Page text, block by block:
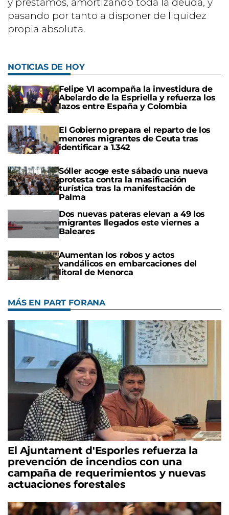
pasando por tanto a disponer de liquidez
propia absoluta.
NOTICIAS DE HOY
Felipe VI acompaña la investidura de
Abelardo de la Espriella y refuerza los
lazos entre España y Colombia
El Gobierno prepara el reparto de los
menores migrantes de Ceuta tras
identificar a 1.342
Sóller acoge este sábado una nueva
protesta contra la masificación
turística tras la manifestación de
Palma
Dos nuevas pateras elevan a 49 los
migrantes llegados este viernes a
Baleares
Aumentan los robos y actos
vandálicos en embarcaciones del
litoral de Menorca
MÁS EN PART FORANA
El Ajuntament d'Esporles refuerza la
prevención de incendios con una
campaña de requerimientos y nuevas
actuaciones forestales